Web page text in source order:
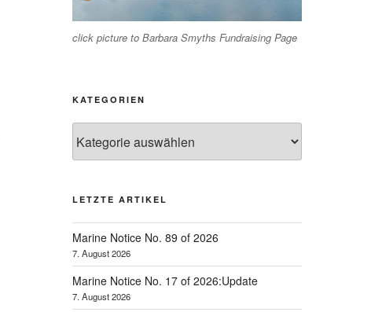
click picture to Barbara Smyths Fundraising Page
KATEGORIEN
LETZTE ARTIKEL
Marine Notice No. 89 of 2026
7. August 2026
Marine Notice No. 17 of 2026:Update
7. August 2026